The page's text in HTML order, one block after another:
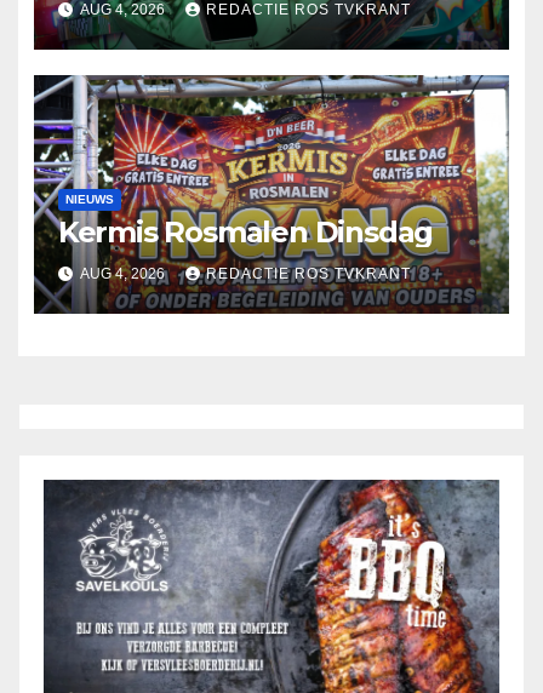
AUG 4, 2026 REDACTIE ROS TVKRANT
NIEUWS
Kermis Rosmalen Dinsdag
AUG 4, 2026 REDACTIE ROS TVKRANT